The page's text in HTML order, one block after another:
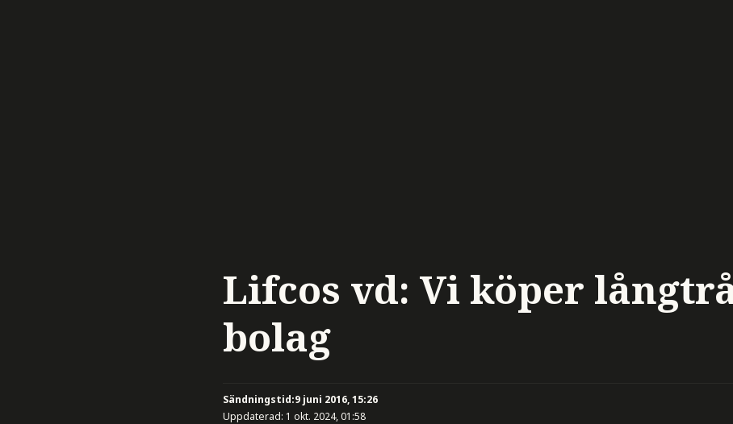
Lifcos vd: Vi köper
bolag
Sändningstid:9 juni 2016, 15:26
Uppdaterad: 1 okt. 2024, 01:58